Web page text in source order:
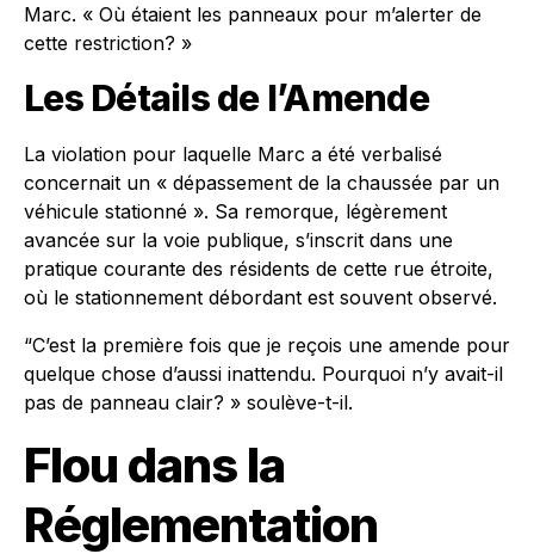
Marc. « Où étaient les panneaux pour m’alerter de
cette restriction? »
Les Détails de l’Amende
La violation pour laquelle Marc a été verbalisé
concernait un « dépassement de la chaussée par un
véhicule stationné ». Sa remorque, légèrement
avancée sur la voie publique, s’inscrit dans une
pratique courante des résidents de cette rue étroite,
où le stationnement débordant est souvent observé.
“C’est la première fois que je reçois une amende pour
quelque chose d’aussi inattendu. Pourquoi n’y avait-il
pas de panneau clair? » soulève-t-il.
Flou dans la
Réglementation